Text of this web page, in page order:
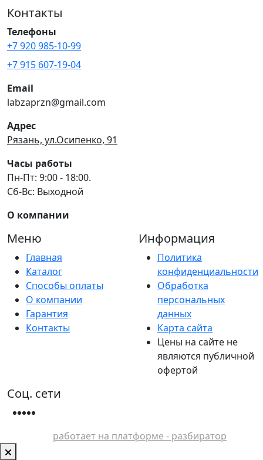
Контакты
Телефоны
+7 920 985-10-99
+7 915 607-19-04
Email
labzaprzn@gmail.com
Адрес
Рязань, ул.Осипенко, 91
Часы работы
Пн-Пт: 9:00 - 18:00.
Сб-Вс: Выходной
О компании
Меню
Главная
Каталог
Способы оплаты
О компании
Гарантия
Контакты
Информация
Политика
конфиденциальности
Обработка
персональных
данных
Карта сайта
Цены на сайте не
являются публичной
офертой
Соц. сети
работает на платформе - разбиратор